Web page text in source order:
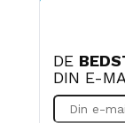
DE
DIN E-